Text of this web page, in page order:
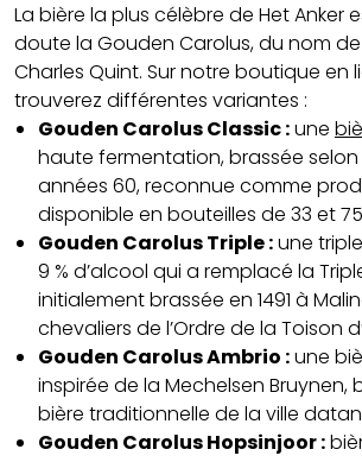
La bière la plus célèbre de Het Anker
doute la Gouden Carolus, du nom de
Charles Quint. Sur notre boutique en
trouverez différentes variantes :
Gouden Carolus Classic :une
haute fermentation, brassée
années 60, reconnue comme
disponible en bouteilles de 33 et
Gouden Carolus Triple :une
9 % d’alcool qui a remplacé la
initialement brassée en 1491 à
chevaliers de l’Ordre de la Toison
Gouden Carolus Ambrio :une
inspirée de la Mechelsen Bruynen,
bière traditionnelle de la ville
Gouden Carolus Hopsinjoor :